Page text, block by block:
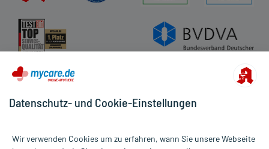
Datenschutz- und Cookie-Einstellungen
Wir verwenden Cookies um zu erfahren, wann Sie unsere Webseite